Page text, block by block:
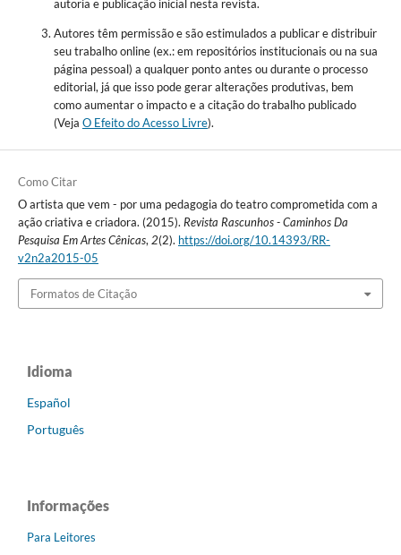
autoria e publicação inicial nesta revista.
Autores têm permissão e são estimulados a publicar e distribuir
seu trabalho online (ex.: em repositórios institucionais ou na sua
página pessoal) a qualquer ponto antes ou durante o processo
editorial, já que isso pode gerar alterações produtivas, bem
como aumentar o impacto e a citação do trabalho publicado
(Veja O Efeito do Acesso Livre).
Como Citar
O artista que vem - por uma pedagogia do teatro comprometida com a
ação criativa e criadora. (2015). Revista Rascunhos - Caminhos Da
Pesquisa Em Artes Cênicas, 2(2). https://doi.org/10.14393/RR-
v2n2a2015-05
Formatos de Citação
Idioma
Español
Português
Informações
Para Leitores